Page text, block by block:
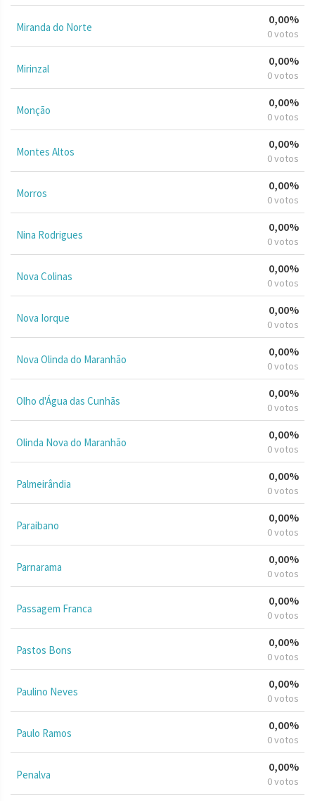
Miranda do Norte
0,00%
0 votos
Mirinzal
0,00%
0 votos
Monção
0,00%
0 votos
Montes Altos
0,00%
0 votos
Morros
0,00%
0 votos
Nina Rodrigues
0,00%
0 votos
Nova Colinas
0,00%
0 votos
Nova Iorque
0,00%
0 votos
Nova Olinda do Maranhão
0,00%
0 votos
Olho d'Água das Cunhãs
0,00%
0 votos
Olinda Nova do Maranhão
0,00%
0 votos
Palmeirândia
0,00%
0 votos
Paraibano
0,00%
0 votos
Parnarama
0,00%
0 votos
Passagem Franca
0,00%
0 votos
Pastos Bons
0,00%
0 votos
Paulino Neves
0,00%
0 votos
Paulo Ramos
0,00%
0 votos
Penalva
0,00%
0 votos